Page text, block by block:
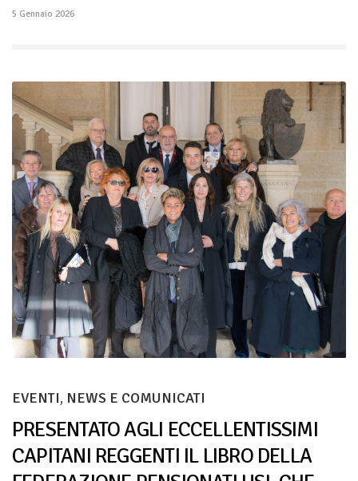
5 Gennaio 2026
EVENTI, NEWS E COMUNICATI
PRESENTATO AGLI ECCELLENTISSIMI
CAPITANI REGGENTI IL LIBRO DELLA